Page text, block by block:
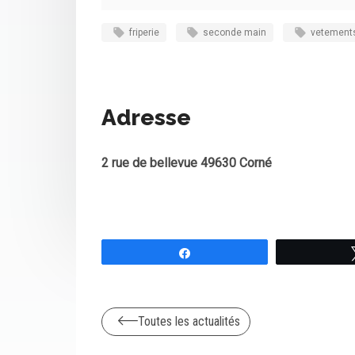
friperie seconde main
Adresse
2 rue de bellevue 49630 Corné
Toutes les actualités